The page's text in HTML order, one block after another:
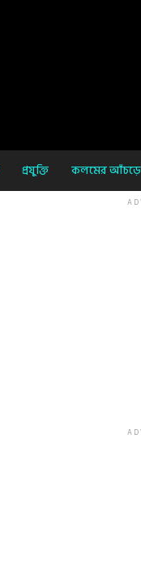
প্রযুক্তি কলমের আঁচড়ে